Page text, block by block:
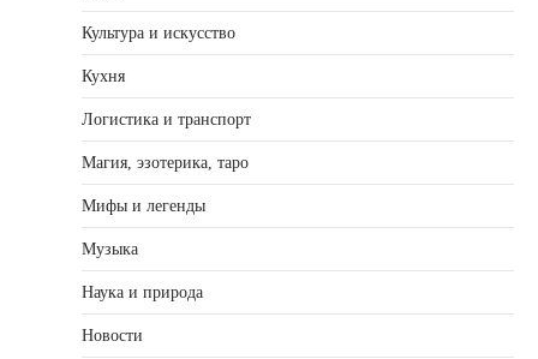
Культура и искусство
Кухня
Логистика и транспорт
Магия, эзотерика, таро
Мифы и легенды
Музыка
Наука и природа
Новости